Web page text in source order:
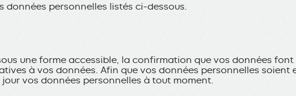
données personnelles listés ci-dessous.
une forme accessible, la confirmation que vos données font
à vos données. Afin que vos données personnelles soient
vos données personnelles à tout moment.